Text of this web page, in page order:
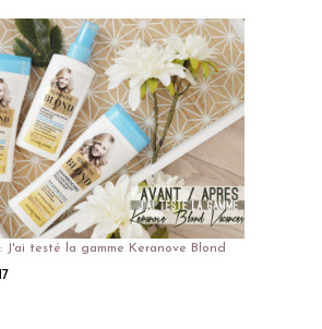
J'ai testé la gamme Keranove Blond